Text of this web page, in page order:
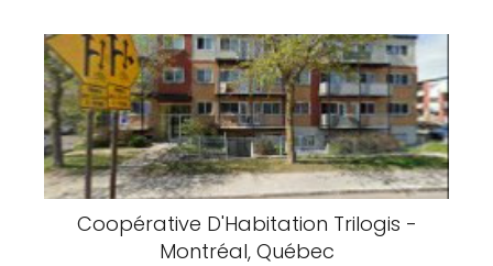
Coopérative D'Habitation Trilogis -
Montréal, Québec